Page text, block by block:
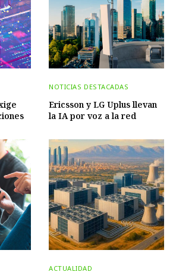
NOTICIAS DESTACADAS
Ericsson y LG Uplus llevan
la IA por voz a la red
ACTUALIDAD